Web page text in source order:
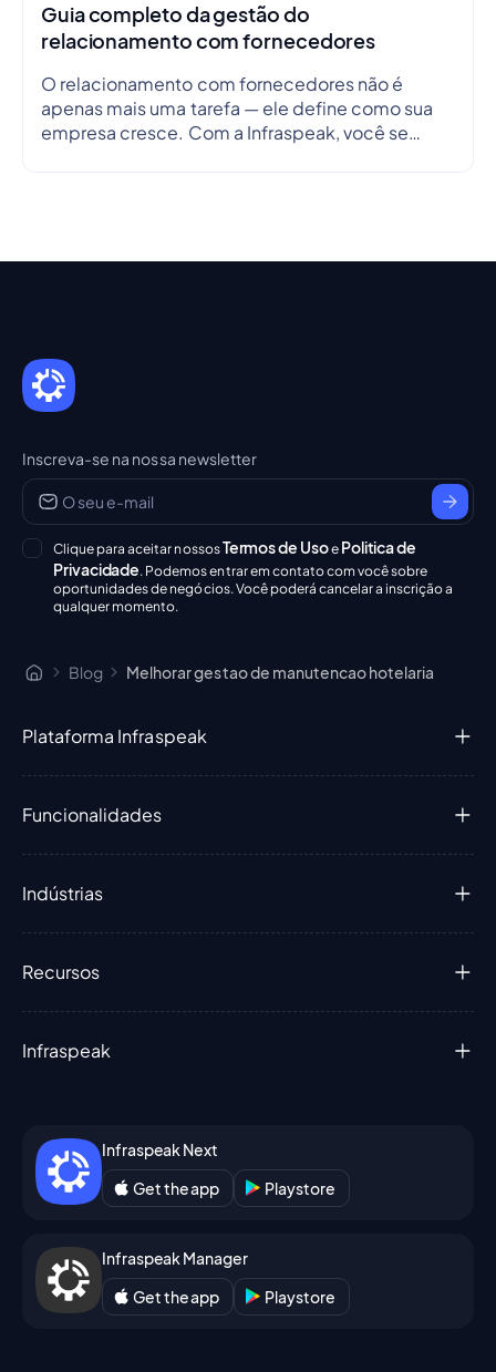
Guia completo da gestão do
relacionamento com fornecedores
O relacionamento com fornecedores não é
apenas mais uma tarefa — ele define como sua
empresa cresce. Com a Infraspeak, você se
Inscreva-se na nossa newsletter
Clique para aceitar nossosTermos de Usoe Politica de
Privacidade. Podemos entrar em contato com você sobre
oportunidades de negócios. Você poderá cancelar a inscrição a
qualquer momento.
Blog Melhorar gestao de manutencao hotelaria
Plataforma Infraspeak
Funcionalidades
Indústrias
Recursos
Infraspeak
Infraspeak Next
Get the app
Playstore
Infraspeak Manager
Get the app
Playstore